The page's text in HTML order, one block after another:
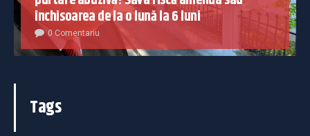
închisoarea de la o lună la 6 luni
0 Comentariu
Tags